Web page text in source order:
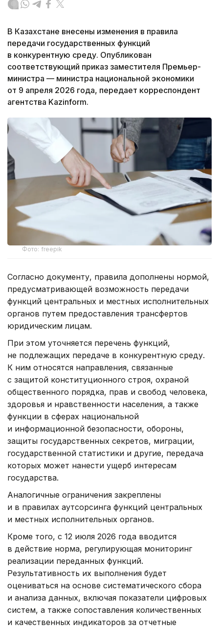
В Казахстане внесены изменения в правила
передачи государственных функций
в конкурентную среду. Опубликован
соответствующий приказ заместителя Премьер-
министра — министра национальной экономики
от 9 апреля 2026 года, передает корреспондент
агентства Kazinform.
Фото: freepik
Согласно документу, правила дополнены нормой,
предусматривающей возможность передачи
функций центральных и местных исполнительных
органов путем предоставления трансфертов
юридическим лицам.
При этом уточняется перечень функций,
не подлежащих передаче в конкурентную среду.
К ним относятся направления, связанные
с защитой конституционного строя, охраной
общественного порядка, прав и свобод человека,
здоровья и нравственности населения, а также
функции в сферах национальной
и информационной безопасности, обороны,
защиты государственных секретов, миграции,
государственной статистики и другие, передача
которых может нанести ущерб интересам
государства.
Аналогичные ограничения закреплены
и в правилах аутсорсинга функций центральных
и местных исполнительных органов.
Кроме того, с 12 июля 2026 года вводится
в действие норма, регулирующая мониторинг
реализации переданных функций.
Результативность их выполнения будет
оцениваться на основе систематического сбора
и анализа данных, включая показатели цифровых
систем, а также сопоставления количественных
и качественных индикаторов за отчетные